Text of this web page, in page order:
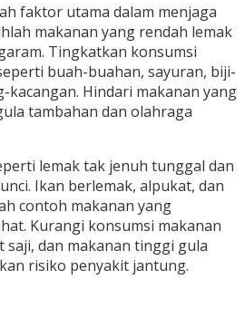
faktor utama dalam menjaga
makanan yang rendah lemak
Tingkatkan konsumsi
buah-buahan, sayuran, biji-
kacangan. Hindari makanan yang
tambahan dan olahraga
lemak tak jenuh tunggal dan
Ikan berlemak, alpukat, dan
contoh makanan yang
Kurangi konsumsi makanan
saji, dan makanan tinggi gula
risiko penyakit jantung.